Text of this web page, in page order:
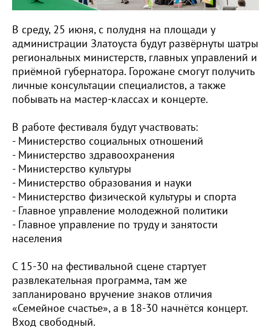
В среду, 25 июня, с полудня на площади у
администрации Златоуста будут развёрнуты шатры
региональных министерств, главных управлений и
приёмной губернатора. Горожане смогут получить
личные консультации специалистов, а также
побывать на мастер-классах и концерте.
В работе фестиваля будут участвовать:
- Министерство социальных отношений
- Министерство здравоохранения
- Министерство культуры
- Министерство образования и науки
- Министерство физической культуры и спорта
- Главное управление молодежной политики
- Главное управление по труду и занятости
населения
С 15-30 на фестивальной сцене стартует
развлекательная программа, там же
запланировано вручение знаков отличия
«Семейное счастье», а в 18-30 начнётся концерт.
Вход свободный.